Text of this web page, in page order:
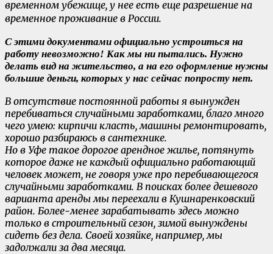
временном убежище, у нее есть еще разрешение на
временное проживание в России.
С этими документами официально устроиться на
работу невозможно! Как мы ни пытались. Нужно
делать вид на жительство, а на его оформление нужны
большие деньги, которых у нас сейчас попросту нет.
В отсутствие постоянной работы я вынужден
перебиваться случайными заработками, благо много
чего умею: кирпичи класть, машины ремонтировать,
хорошо разбираюсь в сантехнике.
Но в Уфе такое дорогое арендное жилье, потянуть
которое даже не каждый официально работающий
человек может, не говоря уже про перебивающегося
случайными заработками. В поисках более дешевого
варианта аренды мы переехали в Кушнаренковский
район. Более-менее зарабатывать здесь можно
только в строительный сезон, зимой вынуждены
сидеть без дела. Своей хозяйке, например, мы
задолжали за два месяца.